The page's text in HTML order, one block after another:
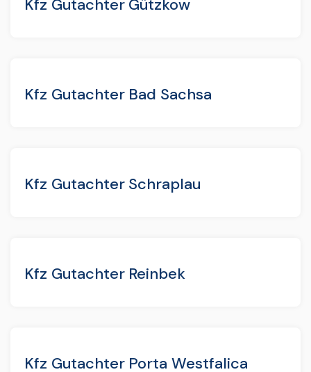
Kfz Gutachter Gützkow
Kfz Gutachter Bad Sachsa
Kfz Gutachter Schraplau
Kfz Gutachter Reinbek
Kfz Gutachter Porta Westfalica